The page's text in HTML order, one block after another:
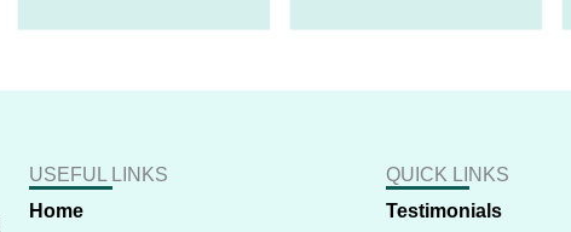
USEFUL LINKS
Home
QUICK LINKS
Testimonials